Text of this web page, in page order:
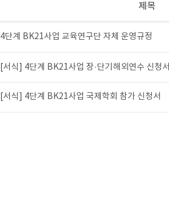
제목
4단계 BK21사업 교육연구단 자체 운영규정
[서식] 4단계 BK21사업 장·단기해외연수 신청서
[서식] 4단계 BK21사업 국제학회 참가 신청서